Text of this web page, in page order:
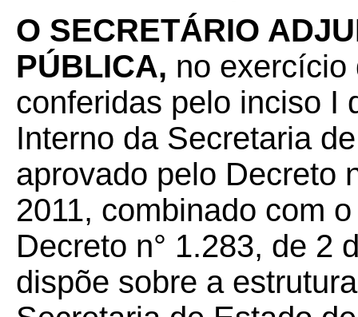
O SECRETÁRIO
PÚBLICA, no exercício
conferidas pelo inciso I
Interno da Secretaria
aprovado pelo Decreto
2011, combinado com
Decreto n° 1.283, de 2
dispõe sobre a